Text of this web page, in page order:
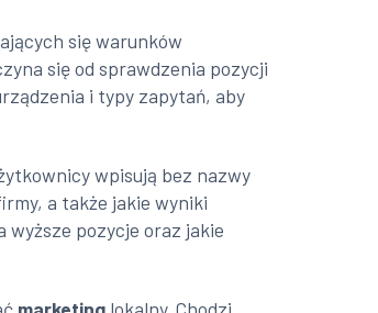
się warunków
się od sprawdzenia pozycji
i typy zapytań, aby
wpisują bez nazwy
a także jakie wyniki
pozycje oraz jakie